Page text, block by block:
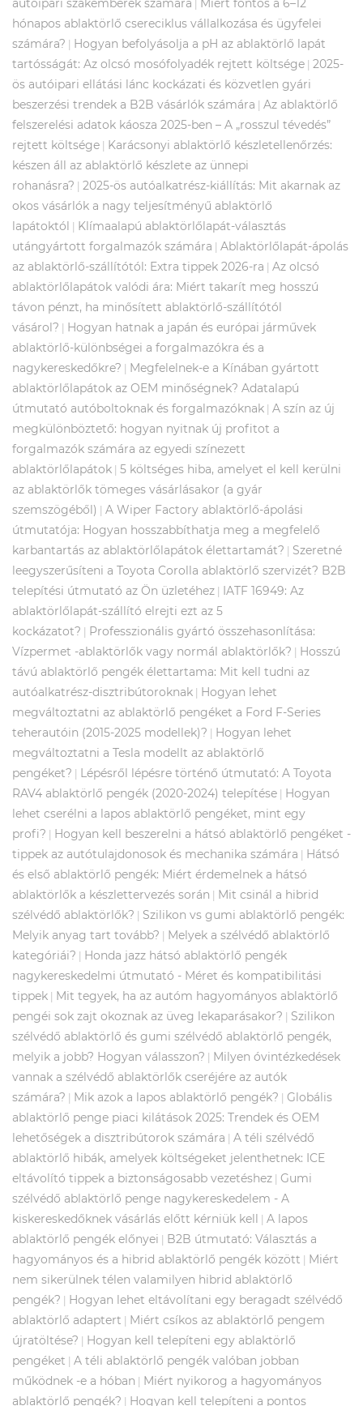
autóipari szakemberek számára
Miért fontos a 6–12
hónapos ablaktörlő csereciklus vállalkozása és ügyfelei
számára?
Hogyan befolyásolja a pH az ablaktörlő lapát
tartósságát: Az olcsó mosófolyadék rejtett költsége 2025-
ös autóipari ellátási lánc kockázati és közvetlen gyári
beszerzési trendek a B2B vásárlók számára
Az ablaktörlő
felszerelési adatok káosza 2025-ben – A „rosszul tévedés”
rejtett költsége
Karácsonyi ablaktörlő készletellenőrzés:
készen áll az ablaktörlő készlete az ünnepi
rohanásra?
2025-ös autóalkatrész-kiállítás: Mit akarnak az
okos vásárlók a nagy teljesítményű ablaktörlő
lapátoktól
Klímaalapú ablaktörlőlapát-választás
utángyártott forgalmazók számára
Ablaktörlőlapát-ápolás
az ablaktörlő-szállítótól: Extra tippek 2026-ra
Az olcsó
ablaktörlőlapátok valódi ára: Miért takarít meg hosszú
távon pénzt, ha minősített ablaktörlő-szállítótól
vásárol?
Hogyan hatnak a japán és európai járművek
ablaktörlő-különbségei a forgalmazókra és a
nagykereskedőkre?
Megfelelnek-e a Kínában gyártott
ablaktörlőlapátok az OEM minőségnek? Adatalapú
útmutató autóboltoknak és forgalmazóknak A szín az új
megkülönböztető: hogyan nyitnak új profitot a
forgalmazók számára az egyedi színezett
ablaktörlőlapátok 5 költséges hiba, amelyet el kell kerülni
az ablaktörlők tömeges vásárlásakor (a gyár
szemszögéből)
A Wiper Factory ablaktörlő-ápolási
útmutatója: Hogyan hosszabbíthatja meg a megfelelő
karbantartás az ablaktörlőlapátok élettartamát?
Szeretné
leegyszerűsíteni a Toyota Corolla ablaktörlő szervizét? B2B
telepítési útmutató az Ön üzletéhez
IATF 16949: Az
ablaktörlőlapát-szállító elrejti ezt az 5
kockázatot?
Professzionális gyártó összehasonlítása:
Vízpermet -ablaktörlők vagy normál ablaktörlők?
Hosszú
távú ablaktörlő pengék élettartama: Mit kell tudni az
autóalkatrész-disztribútoroknak
Hogyan lehet
megváltoztatni az ablaktörlő pengéket a Ford F-Series
teherautóin (2015-2025 modellek)?
Hogyan lehet
megváltoztatni a Tesla modellt az ablaktörlő
pengéket?
Lépésről lépésre történő útmutató: A Toyota
RAV4 ablaktörlő pengék (2020-2024) telepítése
Hogyan
lehet cserélni a lapos ablaktörlő pengéket, mint egy
profi?
Hogyan kell beszerelni a hátsó ablaktörlő pengéket -
tippek az autótulajdonosok és mechanika számára
Hátsó
és első ablaktörlő pengék: Miért érdemelnek a hátsó
ablaktörlők a készlettervezés során
Mit csinál a hibrid
szélvédő ablaktörlők?
Szilikon vs gumi ablaktörlő pengék:
Melyik anyag tart tovább?
Melyek a szélvédő ablaktörlő
kategóriái?
Honda jazz hátsó ablaktörlő pengék
nagykereskedelmi útmutató - Méret és kompatibilitási
tippek
Mit tegyek, ha az autóm hagyományos ablaktörlő
pengéi sok zajt okoznak az üveg lekaparásakor?
Szilikon
szélvédő ablaktörlő és gumi szélvédő ablaktörlő pengék,
melyik a jobb? Hogyan válasszon?
Milyen óvintézkedések
vannak a szélvédő ablaktörlők cseréjére az autók
számára?
Mik azok a lapos ablaktörlő pengék?
Globális
ablaktörlő penge piaci kilátások 2025: Trendek és OEM
lehetőségek a disztribútorok számára
A téli szélvédő
ablaktörlő hibák, amelyek költségeket jelenthetnek: ICE
eltávolító tippek a biztonságosabb vezetéshez Gumi
szélvédő ablaktörlő penge nagykereskedelem - A
kiskereskedőknek vásárlás előtt kérniük kell
A lapos
ablaktörlő pengék előnyei
B2B útmutató: Választás a
hagyományos és a hibrid ablaktörlő pengék között
Miért
nem sikerülnek télen valamilyen hibrid ablaktörlő
pengék?
Hogyan lehet eltávolítani egy beragadt szélvédő
ablaktörlő adaptert
Miért csíkos az ablaktörlő pengem
újratöltése?
Hogyan kell telepíteni egy ablaktörlő
pengéket
A téli ablaktörlő pengék valóban jobban
működnek -e a hóban
Miért nyikorog a hagyományos
ablaktörlő pengék?
Hogyan kell telepíteni a pontos